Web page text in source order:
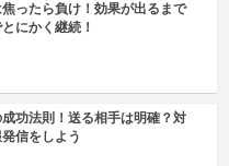
ったら負け！効果が出るまで
にかく継続！
功法則！送る相手は明確？対
信をしよう